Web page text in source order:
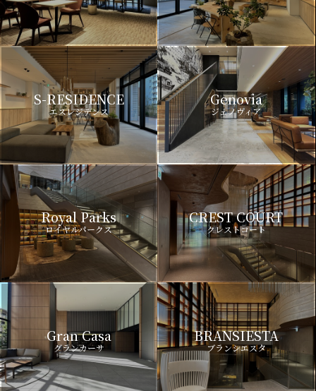
S-RESIDENCE
エスレジデンス
Genovia
ジェノヴィア
Royal Parks
ロイヤルパークス
CREST COURT
クレストコート
Gran Casa
グランカーサ
BRANSIESTA
ブランシエスタ